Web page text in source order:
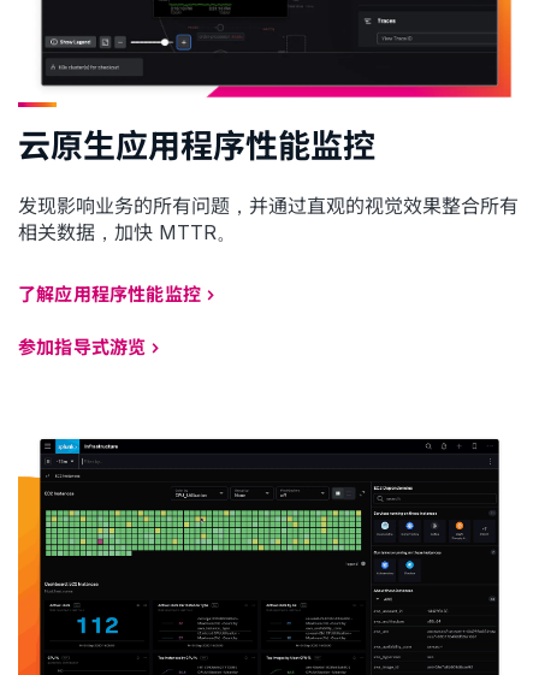
云原生应用程序性能监控
发现影响业务的所有问题，并通过直观的视觉效果整合所有
相关数据，加快 MTTR。
了解应用程序性能监控
参加指导式游览